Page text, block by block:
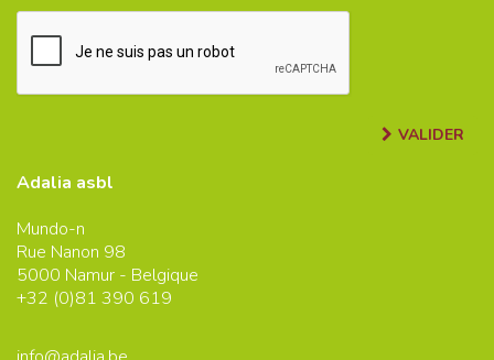
VALIDER
Adalia asbl
Mundo-n
Rue Nanon 98
5000 Namur - Belgique
+32 (0)81 390 619